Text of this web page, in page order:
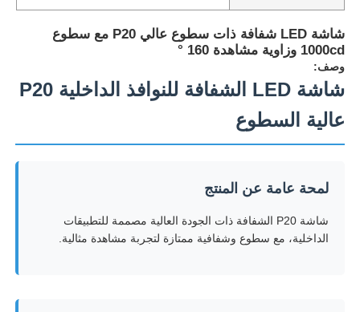
شاشة LED شفافة ذات سطوع عالي P20 مع سطوع
1000cd وزاوية مشاهدة 160 °
وصف:
شاشة LED الشفافة للنوافذ الداخلية P20
عالية السطوع
لمحة عامة عن المنتج
شاشة P20 الشفافة ذات الجودة العالية مصممة للتطبيقات
الداخلية، مع سطوع وشفافية ممتازة لتجربة مشاهدة مثالية.